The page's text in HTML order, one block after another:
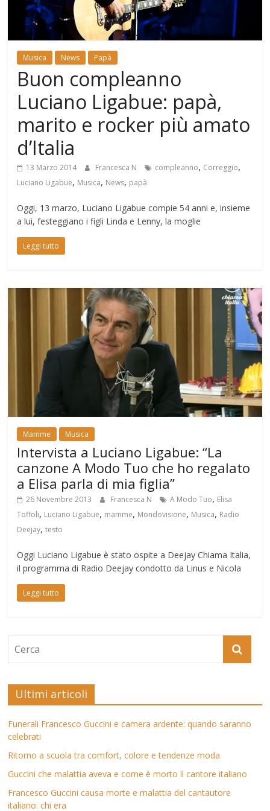
Mondo
Musica News Papà
Buon compleanno
Luciano Ligabue: papà,
marito e rocker più amato
d’Italia
13 Marzo 2014 Francesca N compleanno, Correggio,
Luciano Ligabue, Musica, News, papà
Oggi, 13 marzo, Luciano Ligabue compie 54 anni e, insieme
a lui, festeggiano i figli Linda e Lenny, la moglie
Leggi tutto
Mamme Musica
Intervista a Luciano Ligabue: “La
canzone A Modo Tuo che ho regalato
a Elisa parla di mia figlia”
26 Novembre 2013 Francesca N A Modo Tuo, Elisa
Toffoli, Luciano Ligabue, mamme, Mondovisione, Musica, Radio
Deejay,testo
Oggi Luciano Ligabue è stato ospite a Deejay Chiama Italia,
il programma di Radio Deejay condotto da Linus e Nicola
Leggi tutto
Ultimi articoli
Funerali Francesco Guccini e camera ardente: quando saranno
celebrati
Ritorno a scuola tra comfort, colore e tendenze moda
Guccini che malattia aveva e come è morto il cantore italiano
Francesco Guccini causa morte e malattia del cantautore
italiano: chi era